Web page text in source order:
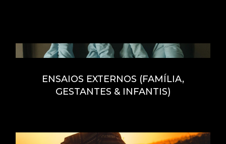
ENSAIOS EXTERNOS (FAMÍLIA,
GESTANTES & INFANTIS)